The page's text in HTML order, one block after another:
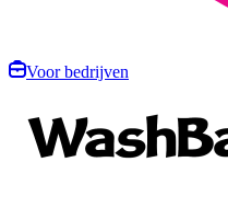
Voor bedrijven